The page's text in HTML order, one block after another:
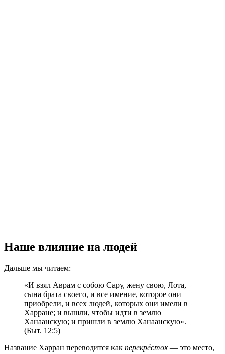
Наше влияние на людей
Дальше мы читаем:
«И взял Аврам с собою Сару, жену свою, Лота,
сына брата своего, и все имение, которое они
приобрели, и всех людей, которых они имели в
Харране; и вышли, чтобы идти в землю
Ханаанскую; и пришли в землю Ханаанскую».
(Быт. 12:5)
Название Харран переводится как перекрёсток— это место,